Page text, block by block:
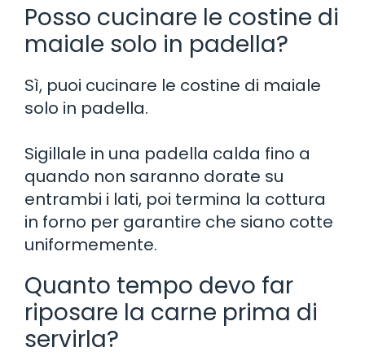
Posso cucinare le costine di
maiale solo in padella?
Sì, puoi cucinare le costine di maiale
solo in padella.
Sigillale in una padella calda fino a
quando non saranno dorate su
entrambi i lati, poi termina la cottura
in forno per garantire che siano cotte
uniformemente.
Quanto tempo devo far
riposare la carne prima di
servirla?